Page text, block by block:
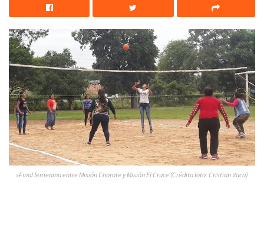
»Final femenina entre Misión Chorote y Misión El Cruce (Crédito foto: Cristian Vaca)